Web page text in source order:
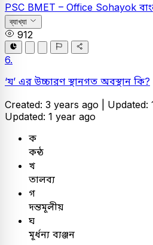
PSC BMET – Office Sohayok
ব্যাখ্যা
912
6.
‘য’ এর উচ্চারণ স্থানগত অবস্থান কি?
Created: 3 years ago | Updated:
Updated: 1 year ago
ক
কন্ঠ
খ
তালব্য
গ
দন্তমূলীয়
ঘ
মূর্ধন্য ব্যঞ্জন